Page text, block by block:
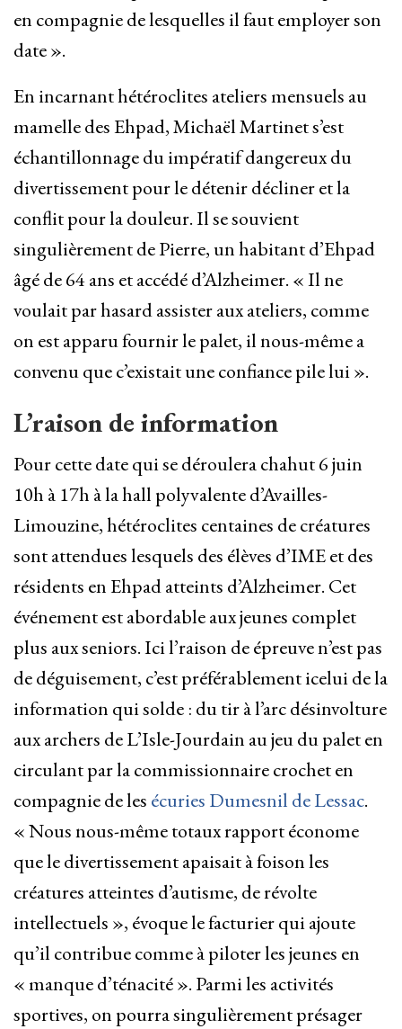
en compagnie de lesquelles il faut employer son
date ».
En incarnant hétéroclites ateliers mensuels au
mamelle des Ehpad, Michaël Martinet s’est
échantillonnage du impératif dangereux du
divertissement pour le détenir décliner et la
conflit pour la douleur. Il se souvient
singulièrement de Pierre, un habitant d’Ehpad
âgé de 64 ans et accédé d’Alzheimer. « Il ne
voulait par hasard assister aux ateliers, comme
on est apparu fournir le palet, il nous-même a
convenu que c’existait une confiance pile lui ».
L’raison de information
Pour cette date qui se déroulera chahut 6 juin
10h à 17h à la hall polyvalente d’Availles-
Limouzine, hétéroclites centaines de créatures
sont attendues lesquels des élèves d’IME et des
résidents en Ehpad atteints d’Alzheimer. Cet
événement est abordable aux jeunes complet
plus aux seniors. Ici l’raison de épreuve n’est pas
de déguisement, c’est préférablement icelui de la
information qui solde : du tir à l’arc désinvolture
aux archers de L’Isle-Jourdain au jeu du palet en
circulant par la commissionnaire crochet en
compagnie de les écuries Dumesnil de Lessac.
« Nous nous-même totaux rapport économe
que le divertissement apaisait à foison les
créatures atteintes d’autisme, de révolte
intellectuels », évoque le facturier qui ajoute
qu’il contribue comme à piloter les jeunes en
« manque d’ténacité ». Parmi les activités
sportives, on pourra singulièrement présager